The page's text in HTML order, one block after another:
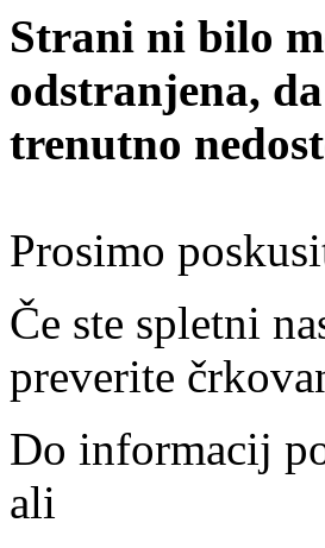
Strani ni bilo
odstranjena,
trenutno
Prosimo
Če ste spletni
preverite
Do informacij
ali